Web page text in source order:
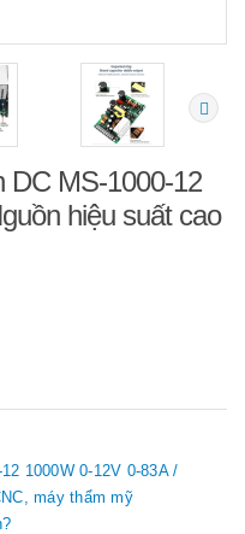
DC MS-1000-12
hiệu suất cao
1000W 0-12V 0-83A /
máy thẩm mỹ